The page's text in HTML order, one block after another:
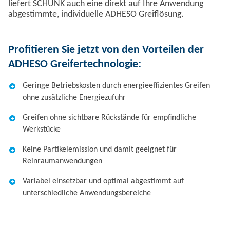
liefert SCHUNK auch eine direkt auf Ihre Anwendung
abgestimmte, individuelle ADHESO Greiflösung.
Profitieren Sie jetzt von den Vorteilen der
ADHESO Greifertechnologie:
Geringe Betriebskosten durch energieeffizientes Greifen
ohne zusätzliche Energiezufuhr
Greifen ohne sichtbare Rückstände für empfindliche
Werkstücke
Keine Partikelemission und damit geeignet für
Reinraumanwendungen
Variabel einsetzbar und optimal abgestimmt auf
unterschiedliche Anwendungsbereiche